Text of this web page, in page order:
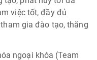
việc tốt, đầy đủ
gia đào tạo, thăng
ngoại khóa (Team